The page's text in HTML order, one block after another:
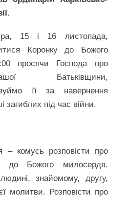
15 і 16 листопада,
Коронку до Божого
просячи Господа про
Батьківщини,
її за навернення
загиблих під час війни.
комусь розповісти про
до Божого милосердя.
знайомому, другу,
молитви. Розповісти про